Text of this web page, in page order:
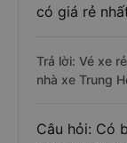
có giá rẻ
Trả lời: Vé xe
nhà xe Trung
Câu hỏi: Có